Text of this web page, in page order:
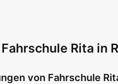
Rita in
von Fahrschule